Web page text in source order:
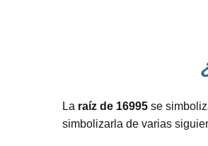
La raíz de 16995 se
simbolizarla de varias